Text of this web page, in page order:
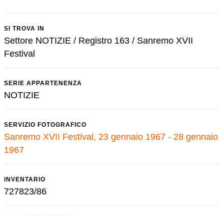
SI TROVA IN
Settore NOTIZIE / Registro 163 / Sanremo XVII
Festival
SERIE APPARTENENZA
NOTIZIE
SERVIZIO FOTOGRAFICO
Sanremo XVII Festival, 23 gennaio 1967 - 28 gennaio
1967
INVENTARIO
727823/86